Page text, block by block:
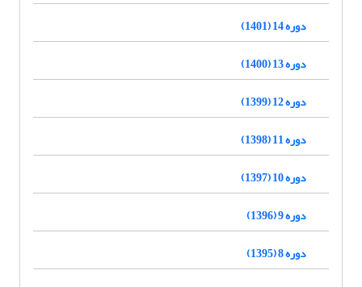
دوره 14 (1401)
دوره 13 (1400)
دوره 12 (1399)
دوره 11 (1398)
دوره 10 (1397)
دوره 9 (1396)
دوره 8 (1395)